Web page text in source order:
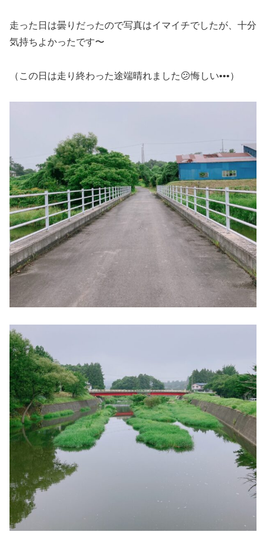
走った日は曇りだったので写真はイマイチでしたが、十分
気持ちよかったです〜
（この日は走り終わった途端晴れました😕悔しい•••）